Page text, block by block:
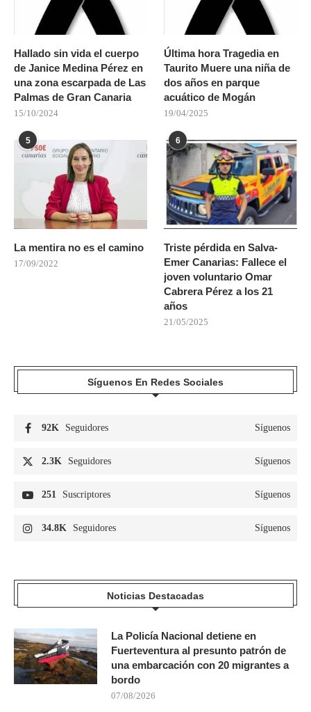
Hallado sin vida el cuerpo
de Janice Medina Pérez en
una zona escarpada de Las
Palmas de Gran Canaria
15/10/2024
Última hora Tragedia en
Taurito Muere una niña de
dos años en parque
acuático de Mogán
19/04/2025
5
La mentira no es el camino
17/09/2022
6
Triste pérdida en Salva-
Emer Canarias: Fallece el
joven voluntario Omar
Cabrera Pérez a los 21
años
21/05/2025
Síguenos En Redes Sociales
92K Seguidores Síguenos
2.3K Seguidores Síguenos
251 Suscriptores Síguenos
34.8K Seguidores Síguenos
Noticias Destacadas
La Policía Nacional detiene en
Fuerteventura al presunto patrón de
una embarcación con 20 migrantes a
bordo
07/08/2026